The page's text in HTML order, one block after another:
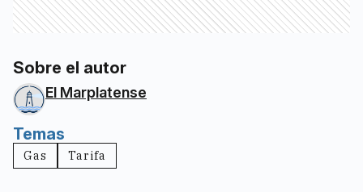
Sobre el autor
El Marplatense
Temas
Gas Tarifa